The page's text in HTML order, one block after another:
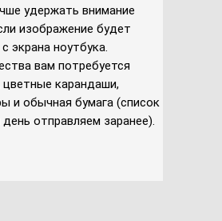
удержать внимание
изображение будет
экрана ноутбука.
вам потребуется
цветные карандаши,
и обычная бумага (список
отправляем заранее).